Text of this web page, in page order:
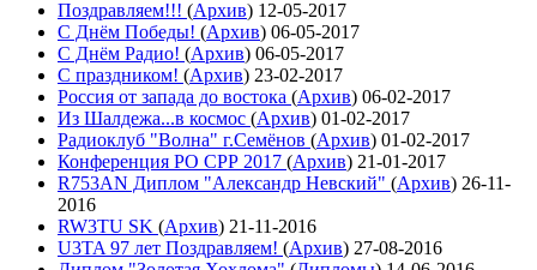
Поздравляем!!! (Архив) 12-05-2017
С Днём Победы! (Архив) 06-05-2017
С Днём Радио! (Архив) 06-05-2017
С праздником! (Архив) 23-02-2017
Россия от запада до востока (Архив) 06-02-2017
Из Шалдежа...в космос (Архив) 01-02-2017
Радиоклуб "Волна" г.Семёнов (Архив) 01-02-2017
Конференция РО СРР 2017 (Архив) 21-01-2017
R753AN Диплом "Александр Невский" (Архив) 26-11-
2016
RW3TU SK (Архив) 21-11-2016
U3TA 97 лет Поздравляем! (Архив) 27-08-2016